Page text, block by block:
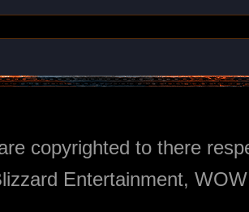
copyrighted to there
Entertainment,